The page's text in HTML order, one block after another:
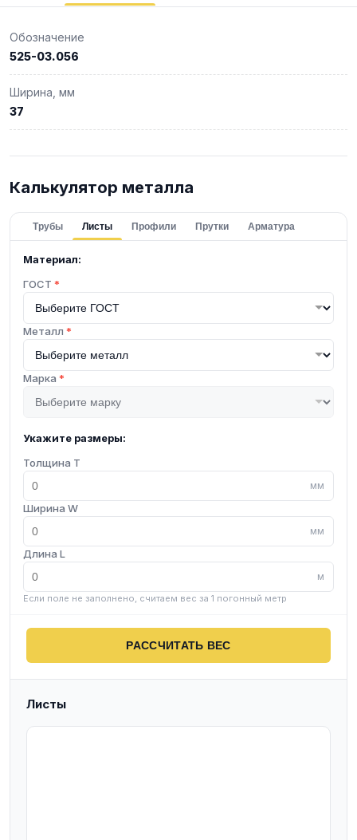
Обозначение
525-03.056
Ширина, мм
37
Калькулятор металла
Трубы Листы Профили Прутки Арматура
Материал:
ГОСТ *
Металл *
Марка *
Укажите размеры:
Толщина T
мм
Ширина W
мм
Длина L
м
Если поле не заполнено, считаем вес за 1 погонный метр
РАССЧИТАТЬ ВЕС
Листы